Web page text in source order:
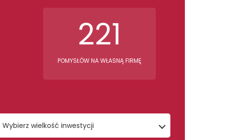
221
POMYSŁÓW NA WŁASNĄ FIRMĘ
Wybierz wielkość inwestycji